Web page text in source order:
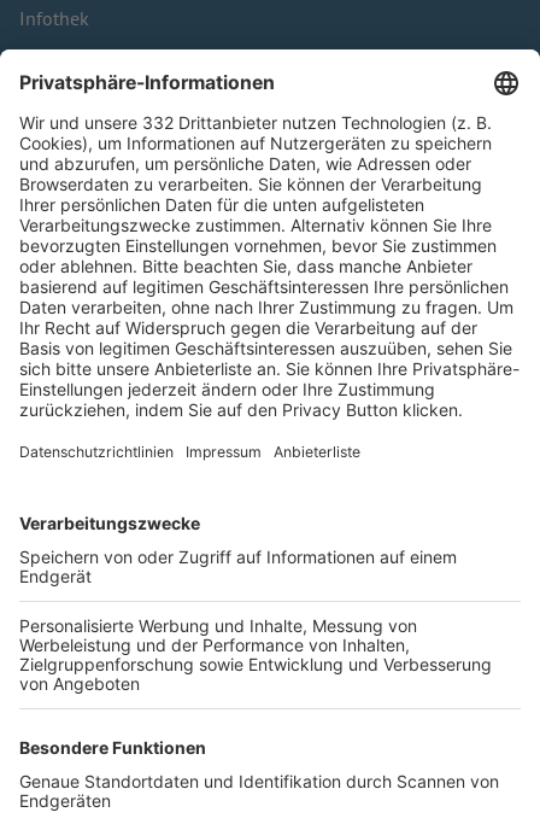
Infothek
Kontakt
HÄUFIG BESUCHTE SEITEN
Pässe und Vereinswechsel
Trainerausbildung
Schulungsangebot Vereinsmitarbeiter
BFV-Geschäftsstellen
Trainerbörse
Login SpielPlus
FOLGE DEM BFV
TOP-VEREINE
TOP-PARTNER